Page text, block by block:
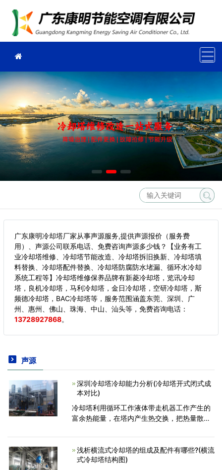
广东康明冷却塔厂家从事声源服务,提供声源报价（服务费
用）、声源公司联系电话、免费咨询声源多少钱？【业务有工
业冷却塔维修、冷却塔节能改造、冷却塔拆旧换新、冷却塔填
料替换、冷却塔配件替换、冷却塔防腐防水堵漏、循环水冷却
系统工程等】冷却塔维修保养品牌有新菱冷却塔，览讯冷却
塔，良机冷却塔，马利冷却塔，金日冷却塔，空研冷却塔，斯
频德冷却塔，BAC冷却塔等，服务范围涵盖东莞、深圳、广
州、惠州、佛山、珠海、中山、汕头等， 免费咨询电话：
13728927868。
声源
深圳冷却塔冷却能力分析(冷却塔开式闭式成
本对比)
冷却塔利用循环工作液体带走机器工作产生的
富余热能量，在塔内产生热交换，把热量散发
小时能使被冷却液降低多少热量，科学计量冷
却能力的单位是Kc
浅析横流式冷却塔的组成及配件有哪些?(横流
式冷却塔结构图)